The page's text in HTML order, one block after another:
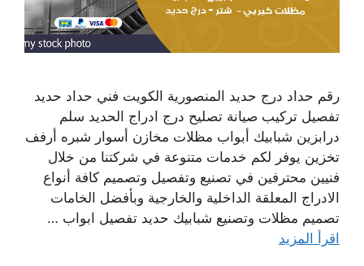
رقم حداد درج حديد المنصورية الكويت فني حداد حديد
تفصيل تركيب صيانة تصليح درج ادراج الحديد سلم
درابزين شبابيك أبواب مظلات مخازن أسوار شبره أرفف
تخزين يوفر لكم خدمات متنوعة في شركتنا من خلال
فنيين محترفين في تصنيع وتفصيل وتصميم كافة أنواع
الادراج المعلقة الداخلية والخارجية وبأفضل الخامات
تصميم مظلات وتصنيع شبابيك حديد تفصيل ابواب …
اقرأ المزيد